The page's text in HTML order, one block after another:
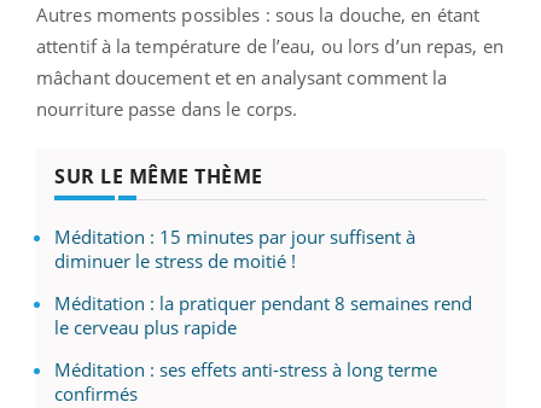
Autres moments possibles : sous la douche, en étant
attentif à la température de l’eau, ou lors d’un repas, en
mâchant doucement et en analysant comment la
nourriture passe dans le corps.
SUR LE MÊME THÈME
Méditation : 15 minutes par jour suffisent à
diminuer le stress de moitié !
Méditation : la pratiquer pendant 8 semaines rend
le cerveau plus rapide
Méditation : ses effets anti-stress à long terme
confirmés